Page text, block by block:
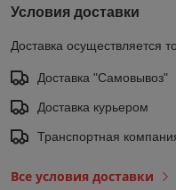
Условия доставки
Доставка осуществляется
Доставка "Самовывоз"
Доставка курьером
Транспортная
Все условия доставки